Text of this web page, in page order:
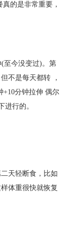
的是非常重要，
至今没变过)。第
不是每天都转 ，
+10分钟拉伸 偶尔
进行的。
天轻断食，比如
体重很快就恢复